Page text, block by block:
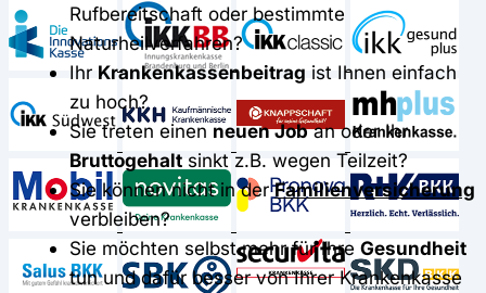
Rufbereitschaft oder bestimmte
Naturheilverfahren?
Ihr Krankenkassenbeitrag ist Ihnen einfach
zu hoch?
Sie treten einenneuen Joban oder Ihr
Bruttogehalt sinkt z.B. wegen Teilzeit?
Sie können nicht in derFamilienversicherung
verbleiben?
Sie möchten selbst mehr für Ihre Gesundheit
tun und dafür besser von Ihrer Krankenkasse